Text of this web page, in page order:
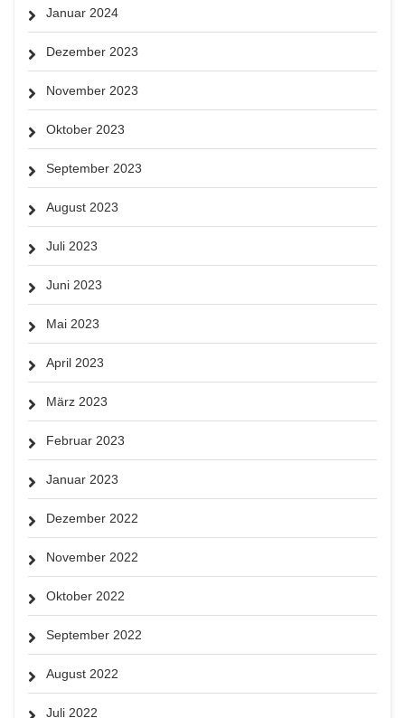
Januar 2024
Dezember 2023
November 2023
Oktober 2023
September 2023
August 2023
Juli 2023
Juni 2023
Mai 2023
April 2023
März 2023
Februar 2023
Januar 2023
Dezember 2022
November 2022
Oktober 2022
September 2022
August 2022
Juli 2022